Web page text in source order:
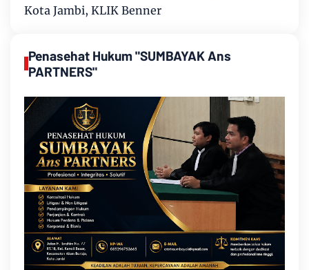
Kota Jambi, KLIK Benner
Penasehat Hukum "SUMBAYAK Ans
PARTNERS"